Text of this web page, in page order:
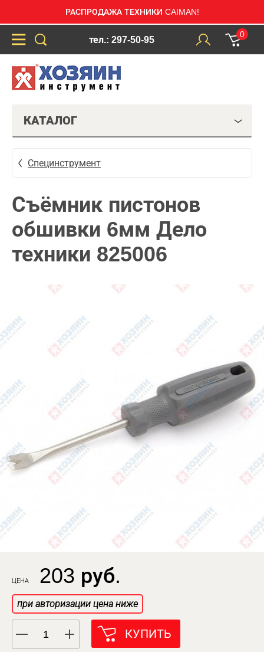
РАСПРОДАЖА ТЕХНИКИ CAIMAN!
тел.: 297-50-95
0
КАТАЛОГ
Специнструмент
Съёмник пистонов
обшивки 6мм Дело
техники 825006
ЦЕНА 203 руб.
при авторизации цена ниже
КУПИТЬ